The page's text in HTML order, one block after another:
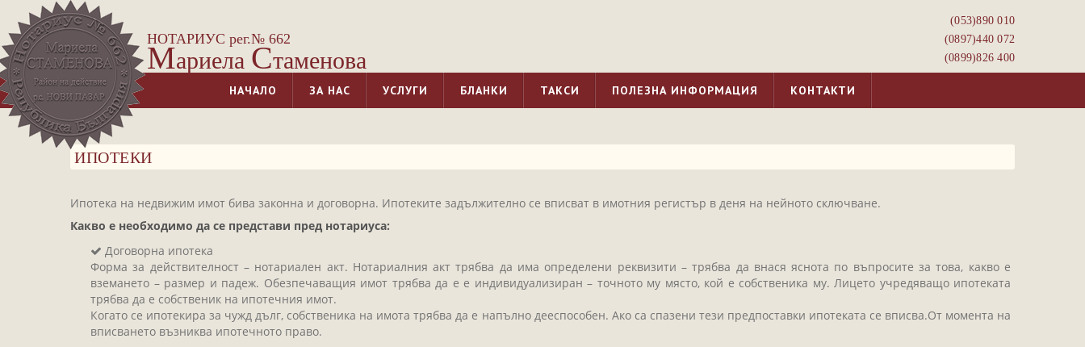
НОТАРИУС рег.№ 662
Мариела Стаменова
(053)­890 010
(0897)­440 072
(0899)­826 400
НАЧАЛО ЗА НАС УСЛУГИ БЛАНКИ ТАКСИ ПОЛЕЗНА ИНФОРМАЦИЯ КОНТАКТИ
ИПОТЕКИ
Ипотека на недвижим имот бива законна и договорна. Ипотеките задължително се вписват в имотния регистър в деня на нейното сключване.
Какво е необходимо да се представи пред нотариуса:
Договорна ипотека
Форма за действителност – нотариален акт. Нотариалния акт трябва да има определени реквизити – трябва да внася яснота по въпросите за това, какво е
вземането – размер и падеж. Обезпечаващия имот трябва да е е индивидуализиран – точното му място, кой е собственика му. Лицето учредяващо ипотеката
трябва да е собственик на ипотечния имот.
Когато се ипотекира за чужд дълг, собственика на имота трябва да е напълно дееспособен. Ако са спазени тези предпоставки ипотеката се вписва.От момента на
вписването възниква ипотечното право.